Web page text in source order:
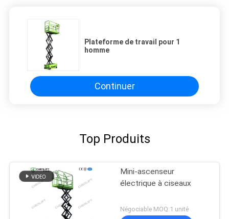
Plateforme de travail pour 1
homme
Continuer
Top Produits
Mini-ascenseur
électrique à ciseaux
Négociable MOQ:1 unité